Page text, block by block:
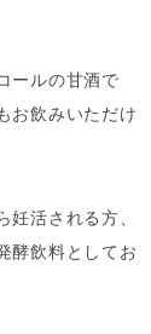
ールの甘酒で
お飲みいただけ
活される方、
酵飲料としてお